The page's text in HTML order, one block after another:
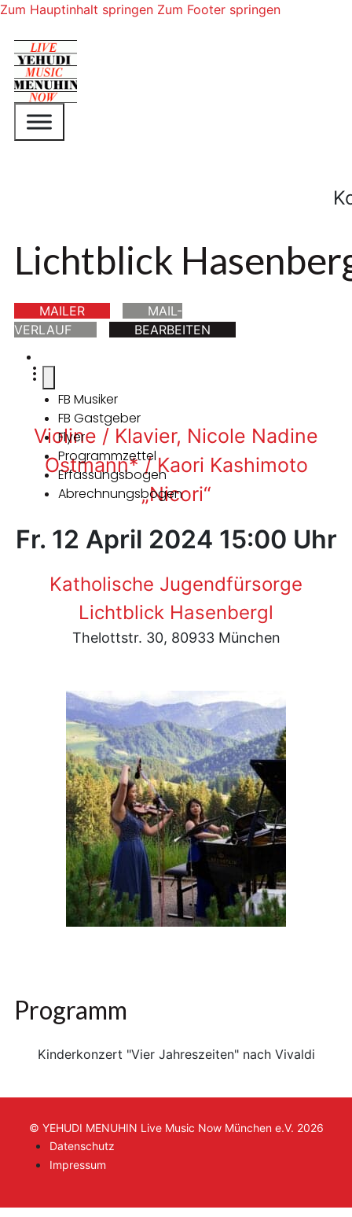
Zum Hauptinhalt springen Zum Footer springen
Lichtblick
MAILER
MAIL-
VERLAUF
BEARBEITEN
FB Musiker
FB Gastgeber
Flyer
Programmzettel
Erfassungsbogen
Abrechnungsbogen
Violine / Klavier, Nicole Nadine
Ostmann* / Kaori Kashimoto
„Nicori“
Fr. 12 April 2024 15:00 Uhr
Katholische Jugendfürsorge
Lichtblick Hasenbergl
Thelottstr. 30, 80933 München
Programm
Kinderkonzert "Vier Jahreszeiten" nach Vivaldi
© YEHUDI MENUHIN Live Music Now München e.V. 2026
Datenschutz
Impressum